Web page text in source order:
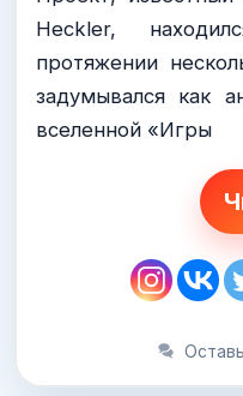
Heckler,
протяжении
задумывался как
вселенной «Игры